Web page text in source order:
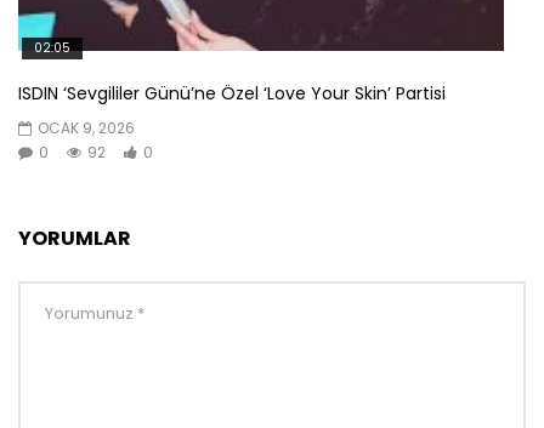
02:05
ISDIN ‘Sevgililer Günü’ne Özel ‘Love Your Skin’ Partisi
OCAK 9, 2026
0
92 0
YORUMLAR